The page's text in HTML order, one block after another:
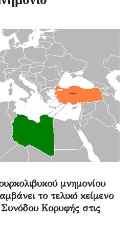
μνημονίου
το τελικό κείμενο
Κορυφής στις